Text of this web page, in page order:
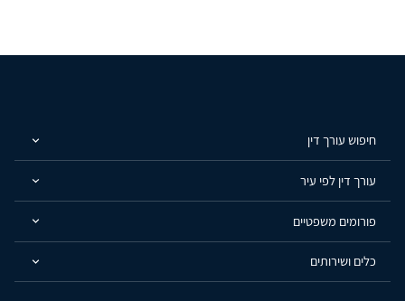
חיפוש עורך דין
עורך דין לפי עיר
פורומים משפטיים
כלים ושירותים